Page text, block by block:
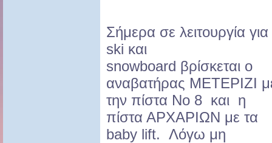
Σήμερα σε λειτουργία για
ski και
snowboard βρίσκεται ο
αναβατήρας ΜΕΤΕΡΙΖΙ
την πίστα Νο 8 και η
πίστα ΑΡΧΑΡΙΩΝ με τα
baby lift. Λόγω μη